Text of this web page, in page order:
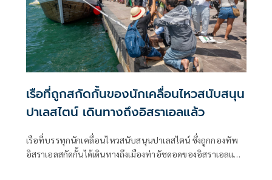
เรือที่ถูกสกัดกั้นของนักเคลื่อนไหวสนับสนุน
ปาเลสไตน์ เดินทางถึงอิสราเอลแล้ว
เรือที่บรรทุกนักเคลื่อนไหวสนับสนุนปาเลสไตน์ ซึ่งถูกกองทัพ
อิสราเอลสกัดกั้นได้เดินทางถึงเมืองท่าอัชดอดของอิสราเอลแล้ว